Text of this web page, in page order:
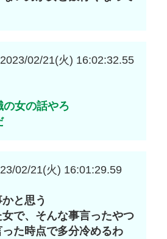
2023/02/21(火) 16:02:32.55
の女の話やろ
02/21(火) 16:01:29.59
と思う
で、そんな事言ったやつ
た時点で多分冷めるわ